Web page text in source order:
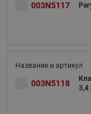
003N5117
003N5118
3,4